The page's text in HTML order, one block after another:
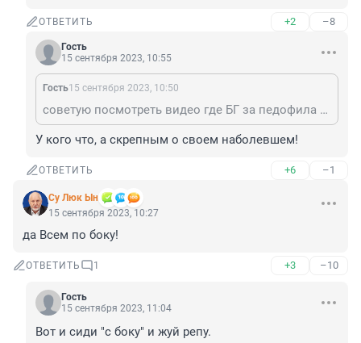
ОТВЕТИТЬ +2 –8
Гость
15 сентября 2023, 10:55
Гость15 сентября 2023, 10:50
советую посмотреть видео где БГ за педофила топит
У кого что, а скрепным о своем наболевшем!
ОТВЕТИТЬ +6 –1
Су Люк Ын
15 сентября 2023, 10:27
да Всем по боку!
ОТВЕТИТЬ 1 +3 –10
Гость
15 сентября 2023, 11:04
Вот и сиди "с боку" и жуй репу.